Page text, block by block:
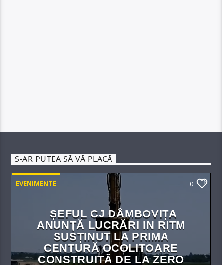
S-AR PUTEA SĂ VĂ PLACĂ
EVENIMENTE 0
ȘEFUL CJ DÂMBOVIȚA
ANUNȚĂ LUCRĂRI IN RITM
SUSȚINUT LA PRIMA
CENTURĂ OCOLITOARE
CONSTRUITĂ DE LA ZERO